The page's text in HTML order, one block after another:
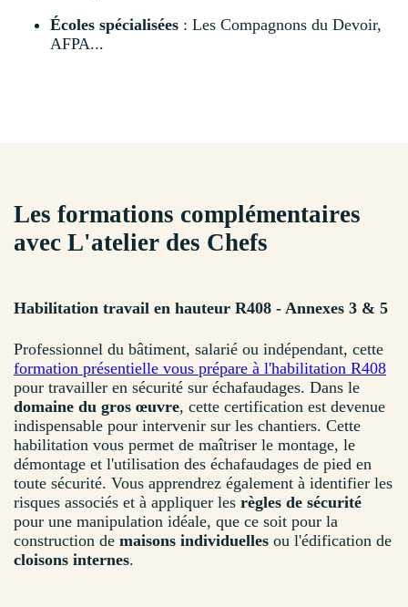
Écoles spécialisées : Les Compagnons du Devoir,
AFPA...
Les formations complémentaires
avec L'atelier des Chefs
Habilitation travail en hauteur R408 - Annexes 3 & 5
Professionnel du bâtiment, salarié ou indépendant, cette
formation présentielle vous prépare à l'habilitation R408
pour travailler en sécurité sur échafaudages. Dans le
domaine du gros œuvre, cette certification est devenue
indispensable pour intervenir sur les chantiers. Cette
habilitation vous permet de maîtriser le montage, le
démontage et l'utilisation des échafaudages de pied en
toute sécurité. Vous apprendrez également à identifier les
risques associés et à appliquer les règles de sécurité
pour une manipulation idéale, que ce soit pour la
construction de maisons individuelles ou l'édification de
cloisons internes.